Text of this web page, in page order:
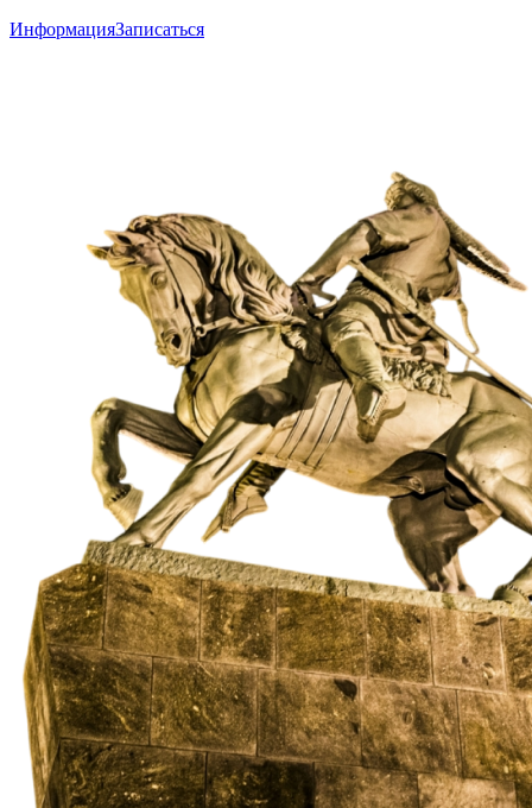
ИнформацияЗаписаться